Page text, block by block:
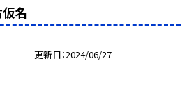
名
更新日 2024/06/27